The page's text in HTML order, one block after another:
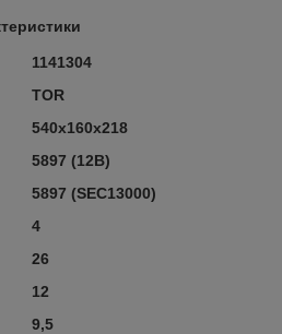
1141304
TOR
540х160х218
5897 (12В)
5897 (SEC13000)
4
26
12
9,5